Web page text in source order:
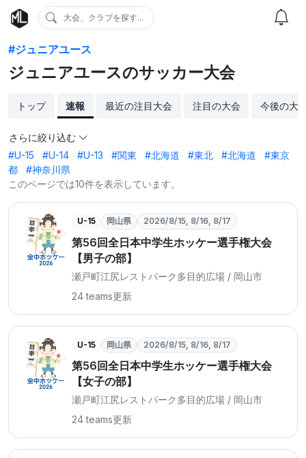
大会、クラブを探す...
#ジュニアユース
ジュニアユースのサッカー大会
トップ 速報 最近の注目大会 注目の大会 今後の大
さらに絞り込む
#U-15
#U-14 #U-13 #関東 #北海道 #東北 #北海道
#東京
都
#神奈川県
このページでは10件を表示しています。
U-15 岡山県 2026/8/15, 8/16, 8/17
第56回全日本中学生ホッケー選手権大会
【男子の部】
瀬戸町江尻レストパーク多目的広場 / 岡山市
24 teams更新
U-15 岡山県 2026/8/15, 8/16, 8/17
第56回全日本中学生ホッケー選手権大会
【女子の部】
瀬戸町江尻レストパーク多目的広場 / 岡山市
24 teams更新